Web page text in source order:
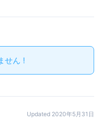
せん !
Updated 2020年5月31日